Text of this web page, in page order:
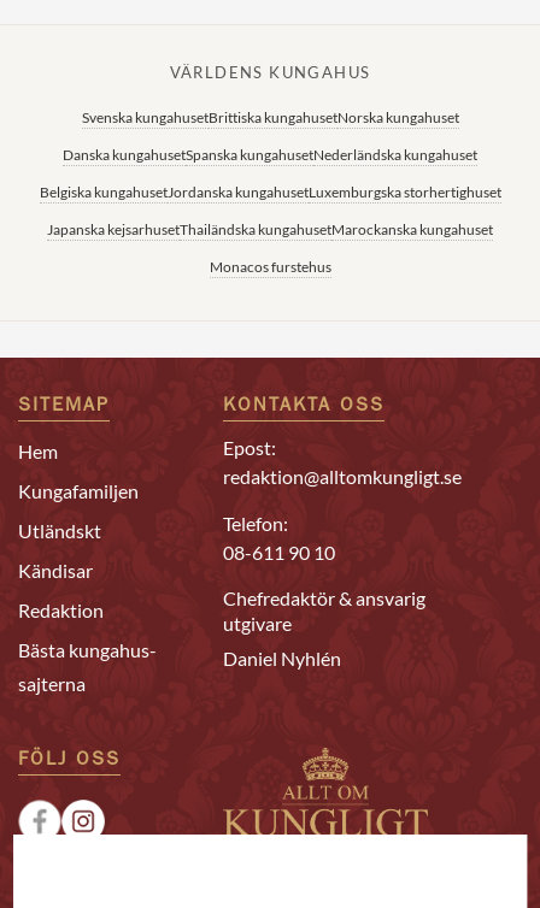
VÄRLDENS KUNGAHUS
Svenska kungahusetBrittiska kungahusetNorska kungahuset
Danska kungahusetSpanska kungahusetNederländska kungahuset
Belgiska kungahusetJordanska kungahusetLuxemburgska storhertighuset
Japanska kejsarhusetThailändska kungahusetMarockanska kungahuset
Monacos furstehus
SITEMAP
Hem
Kungafamiljen
Utländskt
Kändisar
Redaktion
Bästa kungahus-
sajterna
KONTAKTA OSS
Epost:
redaktion@alltomkungligt.se
Telefon:
08-611 90 10
Chefredaktör & ansvarig
utgivare
Daniel Nyhlén
FÖLJ OSS